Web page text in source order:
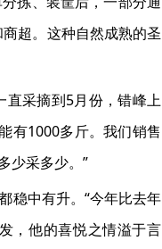
超。这种自然成熟的圣
直采摘到5月份，错峰上
有1000多斤。我们销售
少采多少。”
稳中有升。“今年比去年
，他的喜悦之情溢于言